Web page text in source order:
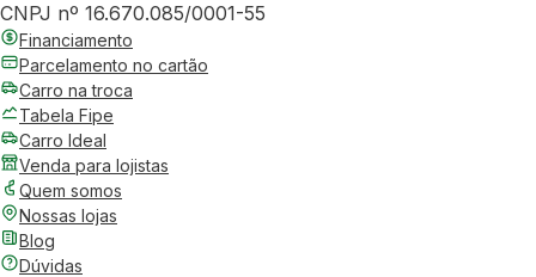
CNPJ nº 16.670.085/0001-55
Financiamento
Parcelamento no cartão
Carro na troca
Tabela Fipe
Carro Ideal
Venda para lojistas
Quem somos
Nossas lojas
Blog
Dúvidas